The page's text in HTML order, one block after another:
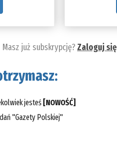
Masz już subskrypcję?Zaloguj się
jesteś [NOWOŚĆ]
"Gazety Polskiej"